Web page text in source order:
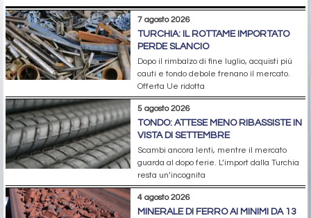
7 agosto 2026
TURCHIA: IL ROTTAME IMPORTATO
PERDE SLANCIO
Dopo il rimbalzo di fine luglio, acquisti più
cauti e tondo debole frenano il mercato.
Offerta Ue ridotta
5 agosto 2026
TONDO: ATTESE MENO RIBASSISTE IN
VISTA DI SETTEMBRE
Scambi ancora lenti, mentre il mercato
guarda al dopo ferie. L’import dalla Turchia
resta un’incognita
4 agosto 2026
MINERALE DI FERRO AI MINIMI DA 13